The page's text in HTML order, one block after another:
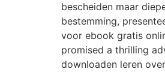
bescheiden maar
bestemming,
voor ebook gratis
promised a thrilling
downloaden leren